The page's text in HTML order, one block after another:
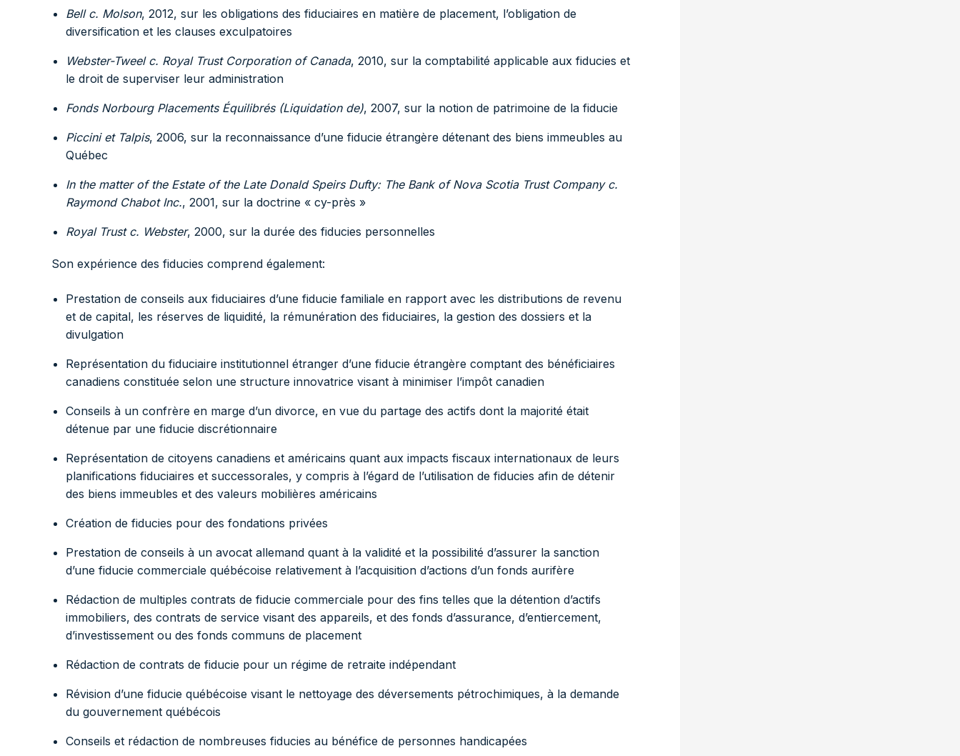
Bell c. Molson, 2012, sur les obligations des fiduciaires en matière de placement, l’obligation de
diversification et les clauses exculpatoires
Webster-Tweel c. Royal Trust Corporation of Canada, 2010, sur la comptabilité applicable aux fiducies et
le droit de superviser leur administration
Fonds Norbourg Placements Équilibrés (Liquidation de), 2007, sur la notion de patrimoine de la fiducie
Piccini et Talpis, 2006, sur la reconnaissance d’une fiducie étrangère détenant des biens immeubles au
Québec
In the matter of the Estate of the Late Donald Speirs Dufty: The Bank of Nova Scotia Trust Company c.
Raymond Chabot Inc., 2001, sur la doctrine « cy-près »
Royal Trust c. Webster, 2000, sur la durée des fiducies personnelles
Son expérience des fiducies comprend également:
Prestation de conseils aux fiduciaires d’une fiducie familiale en rapport avec les distributions de revenu
et de capital, les réserves de liquidité, la rémunération des fiduciaires, la gestion des dossiers et la
divulgation
Représentation du fiduciaire institutionnel étranger d’une fiducie étrangère comptant des bénéficiaires
canadiens constituée selon une structure innovatrice visant à minimiser l’impôt canadien
Conseils à un confrère en marge d’un divorce, en vue du partage des actifs dont la majorité était
détenue par une fiducie discrétionnaire
Représentation de citoyens canadiens et américains quant aux impacts fiscaux internationaux de leurs
planifications fiduciaires et successorales, y compris à l’égard de l’utilisation de fiducies afin de détenir
des biens immeubles et des valeurs mobilières américains
Création de fiducies pour des fondations privées
Prestation de conseils à un avocat allemand quant à la validité et la possibilité d’assurer la sanction
d’une fiducie commerciale québécoise relativement à l’acquisition d’actions d’un fonds aurifère
Rédaction de multiples contrats de fiducie commerciale pour des fins telles que la détention d’actifs
immobiliers, des contrats de service visant des appareils, et des fonds d’assurance, d’entiercement,
d’investissement ou des fonds communs de placement
Rédaction de contrats de fiducie pour un régime de retraite indépendant
Révision d’une fiducie québécoise visant le nettoyage des déversements pétrochimiques, à la demande
du gouvernement québécois
Conseils et rédaction de nombreuses fiducies au bénéfice de personnes handicapées